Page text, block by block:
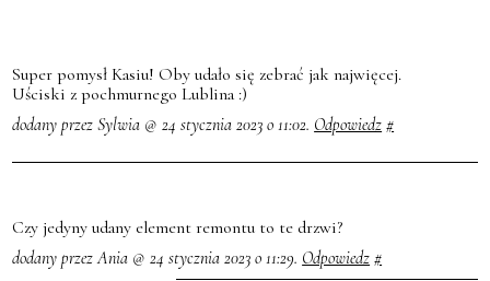
Super pomysł Kasiu! Oby udało się zebrać jak najwięcej.
Uściski z pochmurnego Lublina :)
dodany przez Sylwia @ 24 stycznia 2023 o 11:02. Odpowiedz #
Czy jedyny udany element remontu to te drzwi?
dodany przez Ania @ 24 stycznia 2023 o 11:29. Odpowiedz #